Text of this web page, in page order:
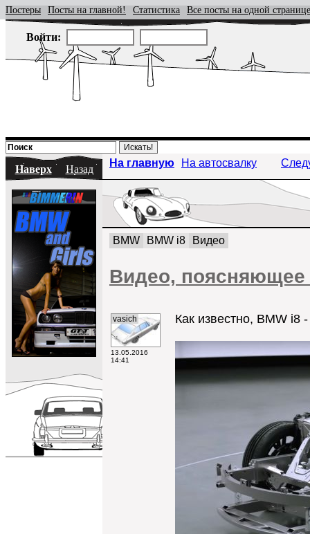
Постеры Посты на главной! Статистика Все посты на одной странице
Войти:
Наверх Назад
На главную На автосвалку
BMW BMW i8 Видео
Видео, поясняющее
vasich
13.05.2016
14:41
Как известно, BMW i8